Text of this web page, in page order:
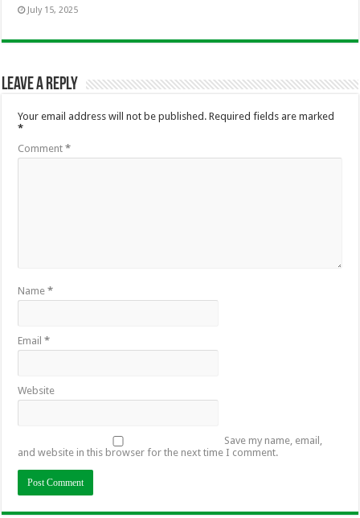
July 15, 2025
Leave a Reply
Your email address will not be published. Required fields are marked
*
Comment*
Name*
Email*
Website
Save my name, email,
and website in this browser for the next time I comment.